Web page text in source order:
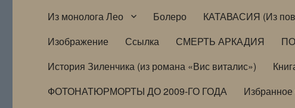
Из монолога Лео
Болеро КАТАВАСИЯ (Из
Изображение
Ссылка СМЕРТЬ АРКАДИЯ
История Зиленчика (из романа «Вис виталис»)
ФОТОНАТЮРМОРТЫ ДО 2009-ГО ГОДА